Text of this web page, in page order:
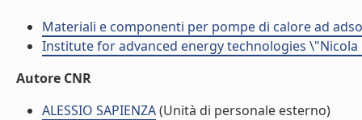
Materiali e componenti per pompe di calore ad
Institute for advanced energy technologies \"Nicola
Autore CNR
ALESSIO SAPIENZA(Unità di personale esterno)